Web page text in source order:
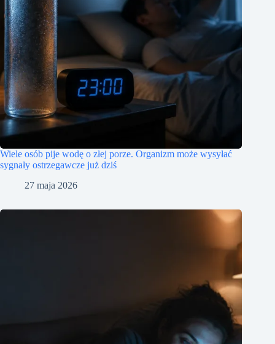
Wiele osób pije wodę o złej porze. Organizm może wysyłać
sygnały ostrzegawcze już dziś
27 maja 2026